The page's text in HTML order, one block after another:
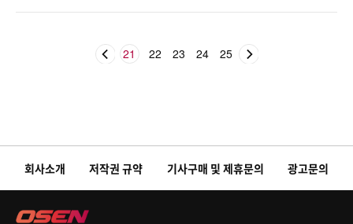
21 22 23 24 25
회사소개 저작권 규약 기사구매 및 제휴문의 광고문의